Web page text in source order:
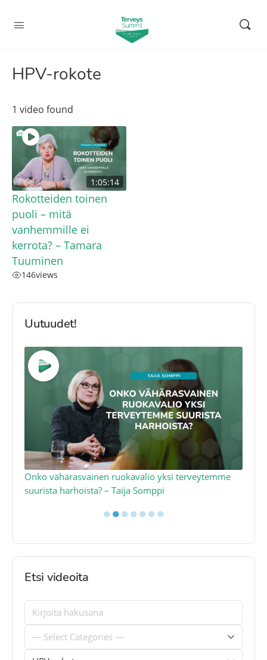
HPV-rokote
1 video found
1:05:14
Rokotteiden toinen
puoli – mitä
vanhemmille ei
kerrota? – Tamara
Tuuminen
146views
Uutuudet!
Onko vähärasvainen ruokavalio yksi terveytemme
suurista harhoista? – Taija Somppi
●●●●●●●
Etsi videoita